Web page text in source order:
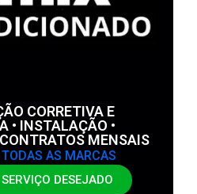
CORRETIVA E
• INSTALAÇÃO •
MENSAIS
AS MARCAS
DESEJADO